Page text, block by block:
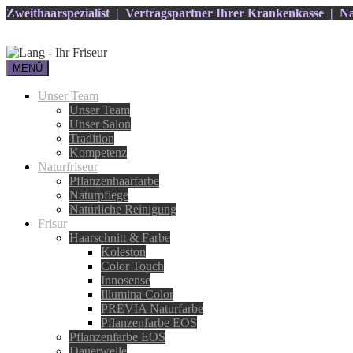
Zweithaarspezialist | Vertragspartner Ihrer Krankenkasse |
MENÜ
Unser Team
Unser Team
Unser Salon
Tradition
Kompetenz
Naturfriseur
Pflanzenhaarfarbe
Naturpflege
Natürliche Reinigung
Frisur
Haarschnitt & Farbe
Koleston
Color Touch
Innosense
Illumina Color
PREVIA Naturfarbe
Pflanzenfarbe EOS
Pflanzenfarbe EOS